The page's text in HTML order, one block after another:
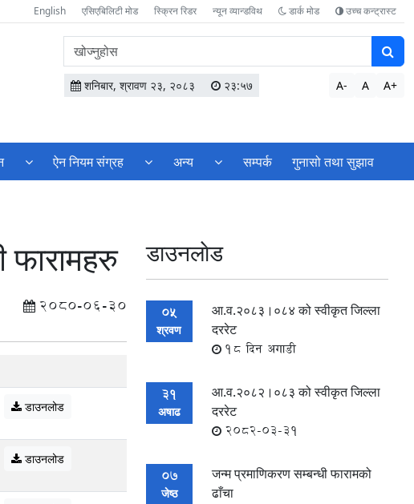
English एसिएबिलिटी मोड स्क्रिन रिडर न्यून व्यान्डविथ डार्क मोड उच्च कन्ट्रास्ट
वेबसाइटमा
सामग्री
खोज्नुहोस
शनिबार, श्रावण २३, २०८३ २३:५७ A- A A+
ऐन नियम संग्रह अन्य सम्पर्क गुनासो तथा सुझाव
फारामहरु
2080-06-30
डाउनलोड
डाउनलोड
डाउनलाेड
05
श्रवण
आ.व.२०८३।०८४ को स्वीकृत जिल्ला
दररेट
18 दिन अगाडी
31
अषाढ
आ.व.२०८२।०८३ को स्वीकृत जिल्ला
दररेट
2082-03-31
07
जेष्ठ
जन्म प्रमाणिकरण सम्बन्धी फारामको
ढाँचा